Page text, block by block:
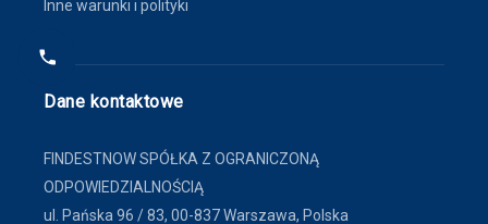
Inne warunki i polityki
Dane kontaktowe
FINDESTNOW SPÓŁKA Z OGRANICZONĄ
ODPOWIEDZIALNOŚCIĄ
ul. Pańska 96 / 83, 00-837 Warszawa, Polska